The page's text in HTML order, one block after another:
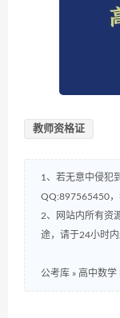
教师资格证
1、若无意中侵犯
QQ:897565450，
2、网站内所有资
途，请于24小时
公考库 » 高中数学